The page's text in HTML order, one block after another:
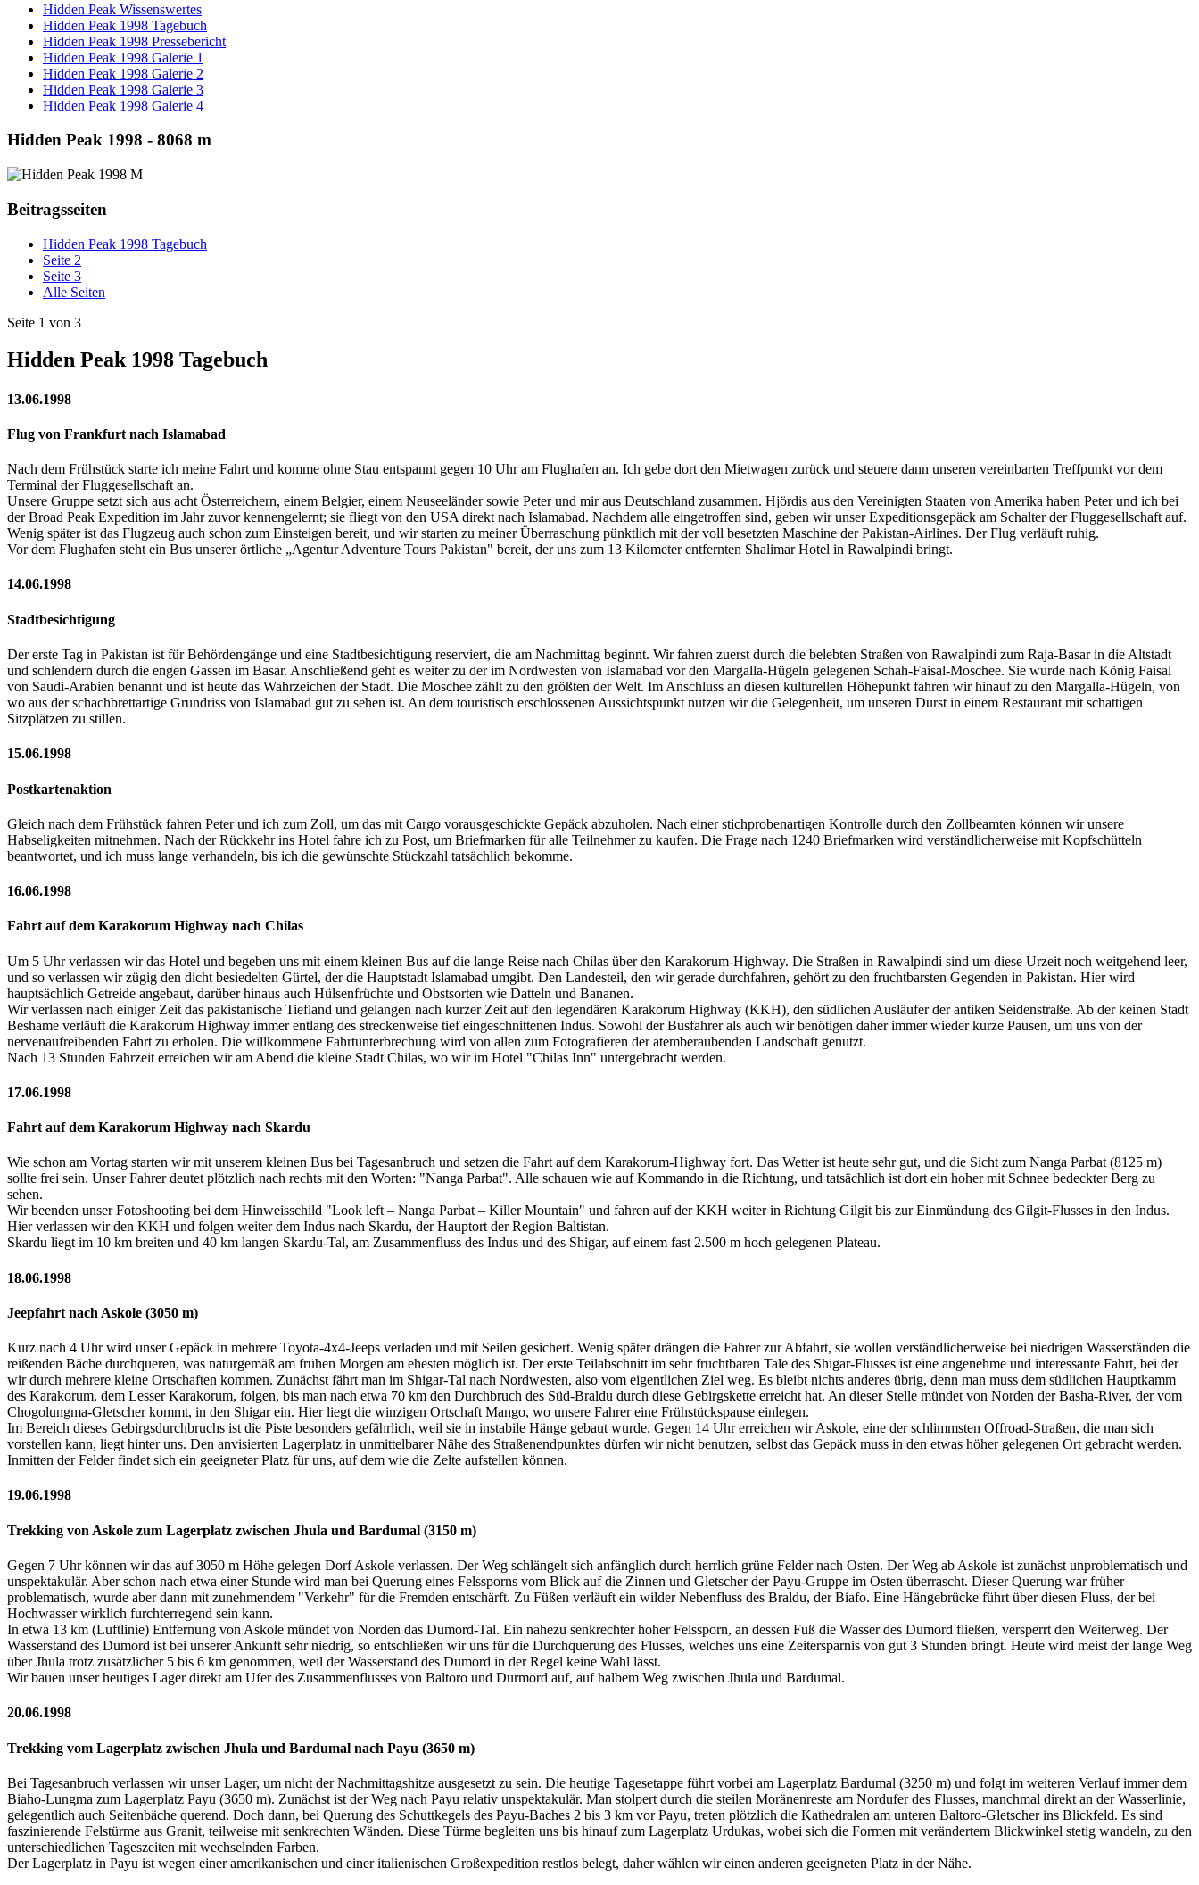
Hidden Peak Wissenswertes
Hidden Peak 1998 Tagebuch
Hidden Peak 1998 Pressebericht
Hidden Peak 1998 Galerie 1
Hidden Peak 1998 Galerie 2
Hidden Peak 1998 Galerie 3
Hidden Peak 1998 Galerie 4
Hidden Peak 1998 - 8068 m
Beitragsseiten
Hidden Peak 1998 Tagebuch
Seite 2
Seite 3
Alle Seiten
Seite 1 von 3
Hidden Peak 1998 Tagebuch
13.06.1998
Flug von Frankfurt nach Islamabad
Nach dem Frühstück starte ich meine Fahrt und komme ohne Stau entspannt gegen 10 Uhr am Flughafen an. Ich gebe dort den Mietwagen zurück und steuere dann unseren vereinbarten Treffpunkt vor dem
Terminal der Fluggesellschaft an.
Unsere Gruppe setzt sich aus acht Österreichern, einem Belgier, einem Neuseeländer sowie Peter und mir aus Deutschland zusammen. Hjördis aus den Vereinigten Staaten von Amerika haben Peter und ich bei
der Broad Peak Expedition im Jahr zuvor kennengelernt; sie fliegt von den USA direkt nach Islamabad. Nachdem alle eingetroffen sind, geben wir unser Expeditionsgepäck am Schalter der Fluggesellschaft auf.
Wenig später ist das Flugzeug auch schon zum Einsteigen bereit, und wir starten zu meiner Überraschung pünktlich mit der voll besetzten Maschine der Pakistan-Airlines. Der Flug verläuft ruhig.
Vor dem Flughafen steht ein Bus unserer örtliche „Agentur Adventure Tours Pakistan" bereit, der uns zum 13 Kilometer entfernten Shalimar Hotel in Rawalpindi bringt.
14.06.1998
Stadtbesichtigung
Der erste Tag in Pakistan ist für Behördengänge und eine Stadtbesichtigung reserviert, die am Nachmittag beginnt. Wir fahren zuerst durch die belebten Straßen von Rawalpindi zum Raja-Basar in die Altstadt
und schlendern durch die engen Gassen im Basar. Anschließend geht es weiter zu der im Nordwesten von Islamabad vor den Margalla-Hügeln gelegenen Schah-Faisal-Moschee. Sie wurde nach König Faisal
von Saudi-Arabien benannt und ist heute das Wahrzeichen der Stadt. Die Moschee zählt zu den größten der Welt. Im Anschluss an diesen kulturellen Höhepunkt fahren wir hinauf zu den Margalla-Hügeln, von
wo aus der schachbrettartige Grundriss von Islamabad gut zu sehen ist. An dem touristisch erschlossenen Aussichtspunkt nutzen wir die Gelegenheit, um unseren Durst in einem Restaurant mit schattigen
Sitzplätzen zu stillen.
15.06.1998
Postkartenaktion
Gleich nach dem Frühstück fahren Peter und ich zum Zoll, um das mit Cargo vorausgeschickte Gepäck abzuholen. Nach einer stichprobenartigen Kontrolle durch den Zollbeamten können wir unsere
Habseligkeiten mitnehmen. Nach der Rückkehr ins Hotel fahre ich zu Post, um Briefmarken für alle Teilnehmer zu kaufen. Die Frage nach 1240 Briefmarken wird verständlicherweise mit Kopfschütteln
beantwortet, und ich muss lange verhandeln, bis ich die gewünschte Stückzahl tatsächlich bekomme.
16.06.1998
Fahrt auf dem Karakorum Highway nach Chilas
Um 5 Uhr verlassen wir das Hotel und begeben uns mit einem kleinen Bus auf die lange Reise nach Chilas über den Karakorum-Highway. Die Straßen in Rawalpindi sind um diese Urzeit noch weitgehend leer,
und so verlassen wir zügig den dicht besiedelten Gürtel, der die Hauptstadt Islamabad umgibt. Den Landesteil, den wir gerade durchfahren, gehört zu den fruchtbarsten Gegenden in Pakistan. Hier wird
hauptsächlich Getreide angebaut, darüber hinaus auch Hülsenfrüchte und Obstsorten wie Datteln und Bananen.
Wir verlassen nach einiger Zeit das pakistanische Tiefland und gelangen nach kurzer Zeit auf den legendären Karakorum Highway (KKH), den südlichen Ausläufer der antiken Seidenstraße. Ab der keinen Stadt
Beshame verläuft die Karakorum Highway immer entlang des streckenweise tief eingeschnittenen Indus. Sowohl der Busfahrer als auch wir benötigen daher immer wieder kurze Pausen, um uns von der
nervenaufreibenden Fahrt zu erholen. Die willkommene Fahrtunterbrechung wird von allen zum Fotografieren der atemberaubenden Landschaft genutzt.
Nach 13 Stunden Fahrzeit erreichen wir am Abend die kleine Stadt Chilas, wo wir im Hotel "Chilas Inn" untergebracht werden.
17.06.1998
Fahrt auf dem Karakorum Highway nach Skardu
Wie schon am Vortag starten wir mit unserem kleinen Bus bei Tagesanbruch und setzen die Fahrt auf dem Karakorum-Highway fort. Das Wetter ist heute sehr gut, und die Sicht zum Nanga Parbat (8125 m)
sollte frei sein. Unser Fahrer deutet plötzlich nach rechts mit den Worten: "Nanga Parbat". Alle schauen wie auf Kommando in die Richtung, und tatsächlich ist dort ein hoher mit Schnee bedeckter Berg zu
sehen.
Wir beenden unser Fotoshooting bei dem Hinweisschild "Look left – Nanga Parbat – Killer Mountain" und fahren auf der KKH weiter in Richtung Gilgit bis zur Einmündung des Gilgit-Flusses in den Indus.
Hier verlassen wir den KKH und folgen weiter dem Indus nach Skardu, der Hauptort der Region Baltistan.
Skardu liegt im 10 km breiten und 40 km langen Skardu-Tal, am Zusammenfluss des Indus und des Shigar, auf einem fast 2.500 m hoch gelegenen Plateau.
18.06.1998
Jeepfahrt nach Askole (3050 m)
Kurz nach 4 Uhr wird unser Gepäck in mehrere Toyota-4x4-Jeeps verladen und mit Seilen gesichert. Wenig später drängen die Fahrer zur Abfahrt, sie wollen verständlicherweise bei niedrigen Wasserständen die
reißenden Bäche durchqueren, was naturgemäß am frühen Morgen am ehesten möglich ist. Der erste Teilabschnitt im sehr fruchtbaren Tale des Shigar-Flusses ist eine angenehme und interessante Fahrt, bei der
wir durch mehrere kleine Ortschaften kommen. Zunächst fährt man im Shigar-Tal nach Nordwesten, also vom eigentlichen Ziel weg. Es bleibt nichts anderes übrig, denn man muss dem südlichen Hauptkamm
des Karakorum, dem Lesser Karakorum, folgen, bis man nach etwa 70 km den Durchbruch des Süd-Braldu durch diese Gebirgskette erreicht hat. An dieser Stelle mündet von Norden der Basha-River, der vom
Chogolungma-Gletscher kommt, in den Shigar ein. Hier liegt die winzigen Ortschaft Mango, wo unsere Fahrer eine Frühstückspause einlegen.
Im Bereich dieses Gebirgsdurchbruchs ist die Piste besonders gefährlich, weil sie in instabile Hänge gebaut wurde. Gegen 14 Uhr erreichen wir Askole, eine der schlimmsten Offroad-Straßen, die man sich
vorstellen kann, liegt hinter uns. Den anvisierten Lagerplatz in unmittelbarer Nähe des Straßenendpunktes dürfen wir nicht benutzen, selbst das Gepäck muss in den etwas höher gelegenen Ort gebracht werden.
Inmitten der Felder findet sich ein geeigneter Platz für uns, auf dem wie die Zelte aufstellen können.
19.06.1998
Trekking von Askole zum Lagerplatz zwischen Jhula und Bardumal (3150 m)
Gegen 7 Uhr können wir das auf 3050 m Höhe gelegen Dorf Askole verlassen. Der Weg schlängelt sich anfänglich durch herrlich grüne Felder nach Osten. Der Weg ab Askole ist zunächst unproblematisch und
unspektakulär. Aber schon nach etwa einer Stunde wird man bei Querung eines Felssporns vom Blick auf die Zinnen und Gletscher der Payu-Gruppe im Osten überrascht. Dieser Querung war früher
problematisch, wurde aber dann mit zunehmendem "Verkehr" für die Fremden entschärft. Zu Füßen verläuft ein wilder Nebenfluss des Braldu, der Biafo. Eine Hängebrücke führt über diesen Fluss, der bei
Hochwasser wirklich furchterregend sein kann.
In etwa 13 km (Luftlinie) Entfernung von Askole mündet von Norden das Dumord-Tal. Ein nahezu senkrechter hoher Felssporn, an dessen Fuß die Wasser des Dumord fließen, versperrt den Weiterweg. Der
Wasserstand des Dumord ist bei unserer Ankunft sehr niedrig, so entschließen wir uns für die Durchquerung des Flusses, welches uns eine Zeitersparnis von gut 3 Stunden bringt. Heute wird meist der lange Weg
über Jhula trotz zusätzlicher 5 bis 6 km genommen, weil der Wasserstand des Dumord in der Regel keine Wahl lässt.
Wir bauen unser heutiges Lager direkt am Ufer des Zusammenflusses von Baltoro und Durmord auf, auf halbem Weg zwischen Jhula und Bardumal.
20.06.1998
Trekking vom Lagerplatz zwischen Jhula und Bardumal nach Payu (3650 m)
Bei Tagesanbruch verlassen wir unser Lager, um nicht der Nachmittagshitze ausgesetzt zu sein. Die heutige Tagesetappe führt vorbei am Lagerplatz Bardumal (3250 m) und folgt im weiteren Verlauf immer dem
Biaho-Lungma zum Lagerplatz Payu (3650 m). Zunächst ist der Weg nach Payu relativ unspektakulär. Man stolpert durch die steilen Moränenreste am Nordufer des Flusses, manchmal direkt an der Wasserlinie,
gelegentlich auch Seitenbäche querend. Doch dann, bei Querung des Schuttkegels des Payu-Baches 2 bis 3 km vor Payu, treten plötzlich die Kathedralen am unteren Baltoro-Gletscher ins Blickfeld. Es sind
faszinierende Felstürme aus Granit, teilweise mit senkrechten Wänden. Diese Türme begleiten uns bis hinauf zum Lagerplatz Urdukas, wobei sich die Formen mit verändertem Blickwinkel stetig wandeln, zu den
unterschiedlichen Tageszeiten mit wechselnden Farben.
Der Lagerplatz in Payu ist wegen einer amerikanischen und einer italienischen Großexpedition restlos belegt, daher wählen wir einen anderen geeigneten Platz in der Nähe.